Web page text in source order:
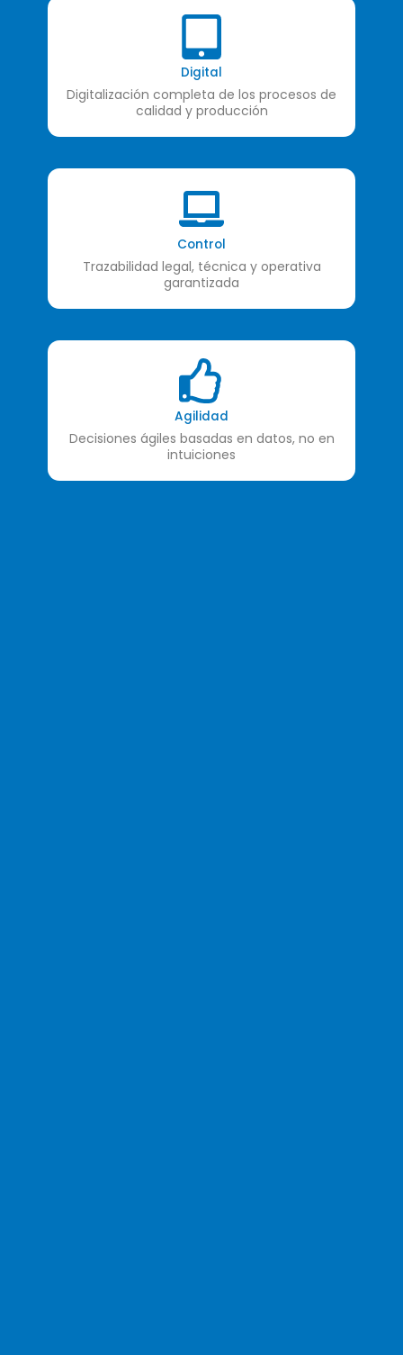
Digital
Digitalización completa de los procesos de
calidad y producción
Control
Trazabilidad legal, técnica y operativa
garantizada
Agilidad
Decisiones ágiles basadas en datos, no en
intuiciones